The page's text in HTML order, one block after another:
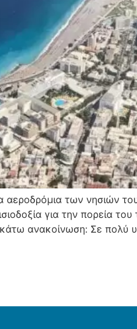
αεροδρόμια των νησιών
για την πορεία
ανακοίνωση: Σε